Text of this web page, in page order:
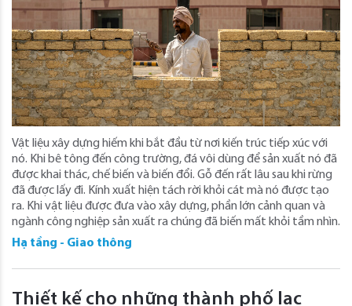
Vật liệu xây dựng hiếm khi bắt đầu từ nơi kiến ​​trúc tiếp xúc với
nó. Khi bê tông đến công trường, đá vôi dùng để sản xuất nó đã
được khai thác, chế biến và biến đổi. Gỗ đến rất lâu sau khi rừng
đã được lấy đi. Kính xuất hiện tách rời khỏi cát mà nó được tạo
ra. Khi vật liệu được đưa vào xây dựng, phần lớn cảnh quan và
ngành công nghiệp sản xuất ra chúng đã biến mất khỏi tầm nhìn.
Hạ tầng - Giao thông
Thiết kế cho những thành phố lạc